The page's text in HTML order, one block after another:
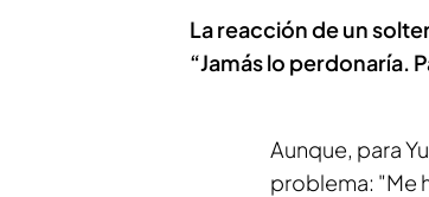
La reacción de un
“Jamás lo perdonaría.
Aunque, para
problema: "Me